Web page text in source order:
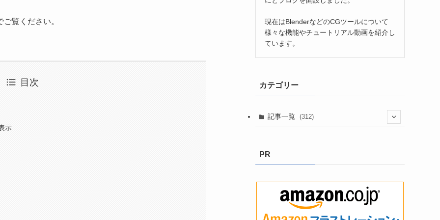
覧ください。
目次
示
現在はBlenderなどのCGツールについて
様々な機能やチュートリアル動画を紹介し
ています。
カテゴリー
記事一覧 (312)
(5)
(9)
(58)
(13)
(6)
PR